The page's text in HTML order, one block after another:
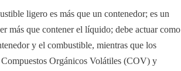
ligero es más que un contenedor; es un
más que contener el líquido; debe actuar como
y el combustible, mientras que los
Orgánicos Volátiles (COV) y